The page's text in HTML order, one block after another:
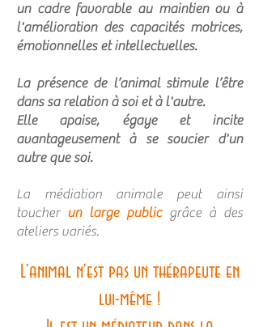
un cadre favorable au maintien ou à
l'amélioration des capacités motrices,
émotionnelles et intellectuelles.
La présence de l’animal stimule l’être
dans sa relation à soi et à l'autre.
Elle apaise, égaye et incite
avantageusement à se soucier d'un
autre que soi.
La médiation animale peut ainsi
toucher un large publicgrâce à des
ateliers variés.
L'animal n'est pas un thérapeute en
lui-même !